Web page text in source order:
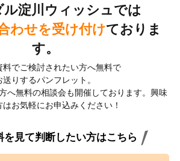
ル淀川ウィッシュでは
わせを受け付けておりま
す。
料でご検討されたい方へ無料で
送りするパンフレット。
へ無料の相談会も開催しております。興味
はお気軽にお申込みください！
を見て判断したい方はこちら